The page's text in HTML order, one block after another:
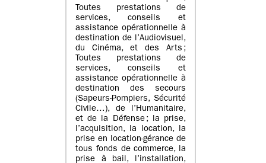
Toutes prestations de
services, conseils et
assistance opérationnelle à
destination de l’Audiovisuel,
du Cinéma, et des Arts ;
Toutes prestations de
services, conseils et
assistance opérationnelle à
destination des secours
(Sapeurs-Pompiers, Sécurité
Civile…), de l’Humanitaire,
et de la Défense ; la prise,
l’acquisition, la location, la
prise en location-gérance de
tous fonds de commerce, la
prise à bail, l’installation,